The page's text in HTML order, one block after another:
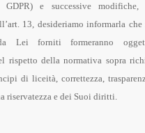
GDPR) e successive
13, desideriamo informarla che
Lei forniti formeranno
rispetto della normativa sopra
di liceità, correttezza,
riservatezza e dei Suoi diritti.